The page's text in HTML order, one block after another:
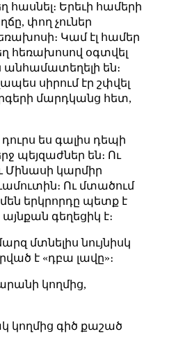
հասնել։ Երեւի համերի
փող չուներ
Կամ էլ համեր
հեռախոսով օգտվել
են։
սիրում էր շփվել
մարդկանց հետ,
դուրս ես գալիս դեպի
պեյզաժներ են։ Ու
Մինասի կարմիր
Ու մտածում
երկրորդը պետք է
այնքան գեղեցիկ է։
մտնելիս նույնիսկ
է «դբա լավը»։
կողմից,
կողմից գիծ քաշած